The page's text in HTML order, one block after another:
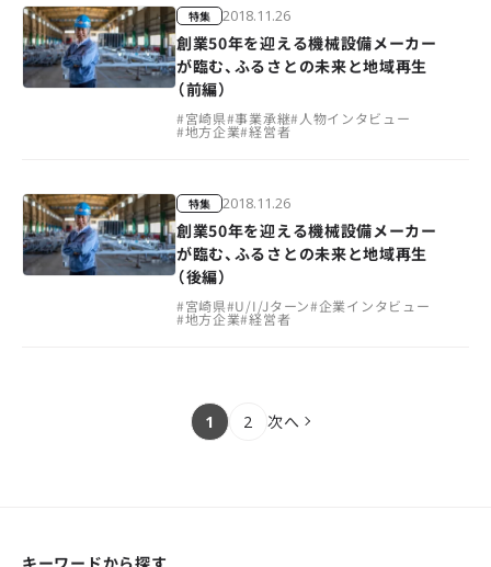
特集 2018.11.26
創業50年を迎える機械設備メーカー
が臨む、ふるさとの未来と地域再生
（前編）
#宮崎県#事業承継# 人物インタビュー
#地方企業#経営者
特集 2018.11.26
創業50年を迎える機械設備メーカー
が臨む、ふるさとの未来と地域再生
（後編）
#宮崎県#U/I/Jターン#企業インタビュー
#地方企業#経営者
1 2 次へ
キーワードから探す